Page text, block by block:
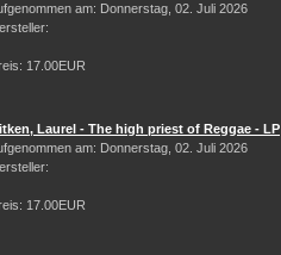
am: Donnerstag, 02. Juli 2026
17.00EUR
Laurel - The high priest of Reggae - LP
am: Donnerstag, 02. Juli 2026
17.00EUR